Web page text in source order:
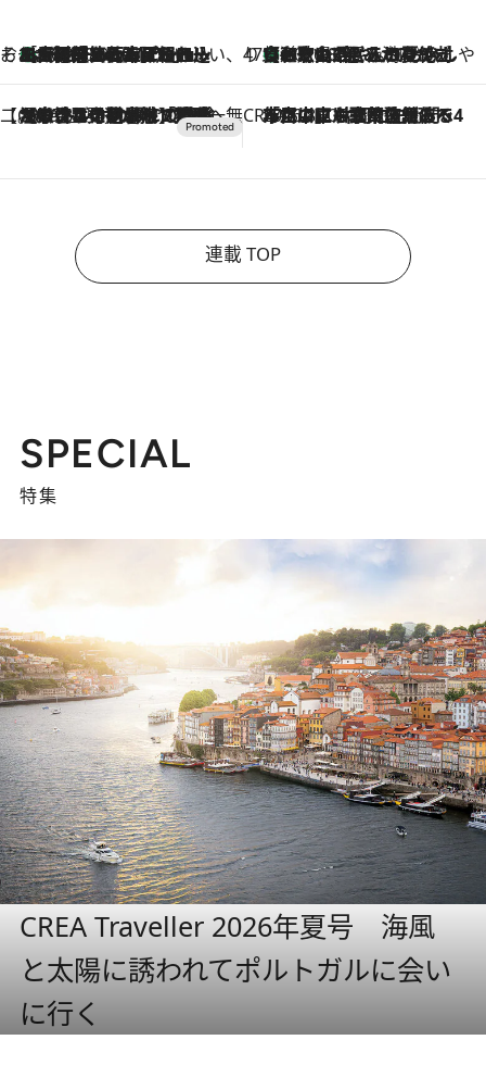
そおだよおこの関西おいしい、おやつ紀行
2026.8.9
［大阪府箕面市］一皿一皿目の前で仕上げられる、料理を巧みに組み込んだアシェットデセールコース「ミチル アシェット デセール（Michiru assiette dessert）」 47都道府県の手みやげ ひんやりスイーツで夏を満喫
2026.8.9
【和歌山県】この夏絶対食べたい 冷やしておいしいおやつ3選 みかんがごろっと丸ごと入ったジュレ
【CREA×星野リゾート】唯一無二。癒しと発見が待つ場所へ
2026.8.7
【トンボの足水浴】ヒノキの香りに包まれて涼感マックス！約13℃の湧水かけ流しを避暑地「星野温泉 トンボの湯」で体験 CREA'S CHOICE
2026.8.7
「立川にも歌舞伎があるんだよ」 片岡仁左衛門・市川中車ら豪華座組みで4年目の立川立飛歌舞伎へ
連載 TOP
SPECIAL
特集
CREA Traveller 2026年夏号 海風
と太陽に誘われてポルトガルに会い
に行く